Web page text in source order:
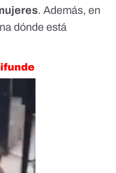
. Además, en
dónde está